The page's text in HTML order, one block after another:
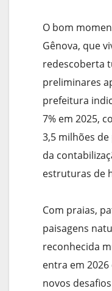
O bom
Gênova, que
redescoberta
preliminares
prefeitura
7% em 2025,
3,5 milhões
da
estruturas de
Com praias,
paisagens
reconhecida
entra em
novos